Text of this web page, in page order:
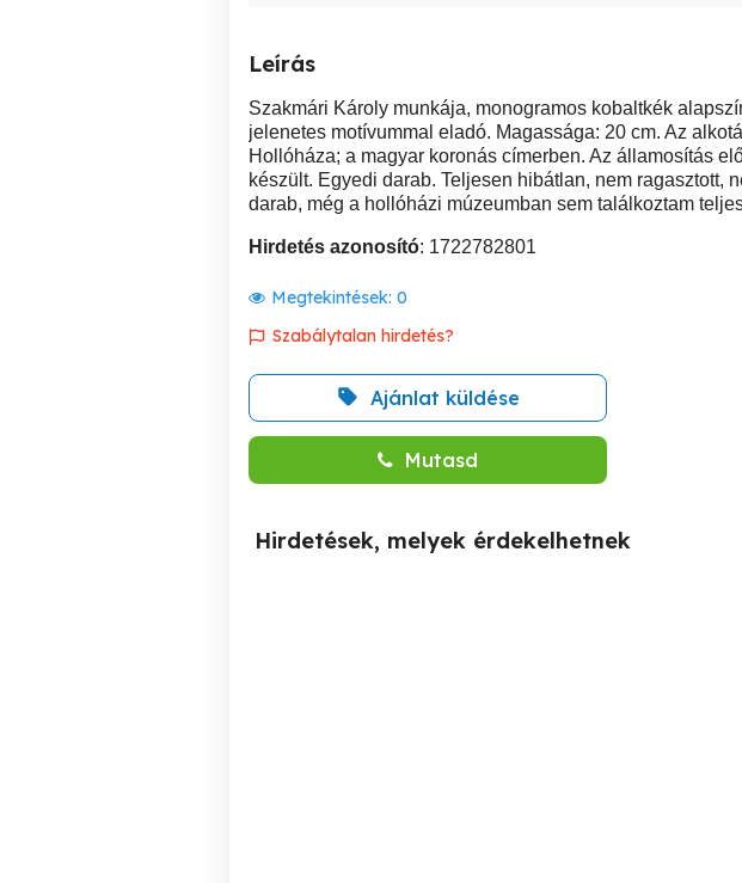
Leírás
Szakmári Károly munkája, monogramos kobaltkék
jelenetes motívummal eladó. Magassága: 20 cm. Az
Hollóháza; a magyar koronás címerben. Az államosítás
készült. Egyedi darab. Teljesen hibátlan, nem ragasztott,
darab, még a hollóházi múzeumban sem találkoztam
Hirdetés azonosító: 1722782801
Megtekintések: 0
Szabálytalan hirdetés?
Ajánlat küldése
Mutasd
Hirdetések, melyek érdekelhetnek